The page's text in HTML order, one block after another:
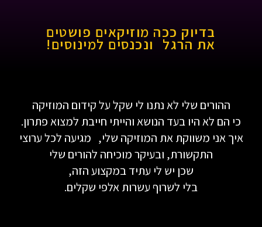
בדיוק ככה מוזיקאים פושטים
את הרגל ונכנסים למינוסים!
ההורים שלי לא נתנו לי שקל על קידום המוזיקה
כי הם לא היו בעד הנושא והייתי חייבת למצוא פתרון.
איך אני משווקת את המוזיקה שלי, מגיעה לכל ערוצי
התקשורת, ובעיקר מוכיחה להורים שלי
שכן יש לי עתיד במקצוע הזה,
בלי לשרוף עשרות אלפי שקלים.